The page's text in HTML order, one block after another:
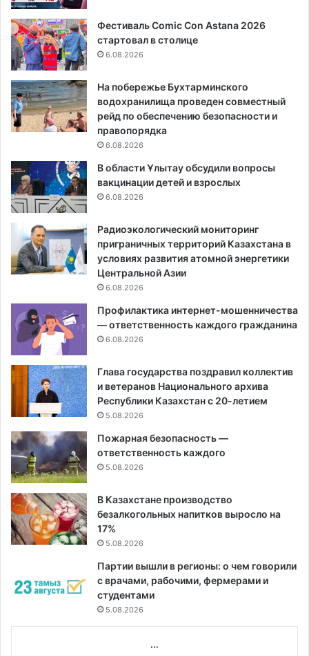
Фестиваль Comic Con Astana 2026
стартовал в столице
6.08.2026
На побережье Бухтарминского
водохранилища проведен совместный
рейд по обеспечению безопасности и
правопорядка
6.08.2026
В области Ұлытау обсудили вопросы
вакцинации детей и взрослых
6.08.2026
Радиоэкологический мониторинг
приграничных территорий Казахстана в
условиях развития атомной энергетики
Центральной Азии
6.08.2026
Профилактика интернет-мошенничества
— ответственность каждого гражданина
6.08.2026
Глава государства поздравил коллектив
и ветеранов Национального архива
Республики Казахстан с 20-летием
5.08.2026
Пожарная безопасность —
ответственность каждого
5.08.2026
В Казахстане производство
безалкогольных напитков выросло на
17%
5.08.2026
Партии вышли в регионы: о чем говорили
с врачами, рабочими, фермерами и
студентами
5.08.2026
...